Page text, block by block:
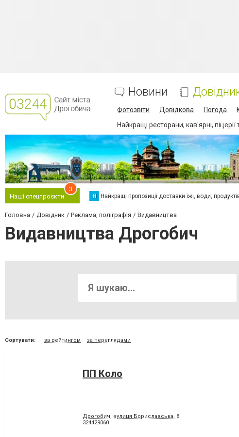
Новини
Фотозвіти Довідкова Погода
Найкращі ресторани, кав'ярні,
Наші спецпроєкти
3
Н Найкращі пропозиції доставки їжі, води, продуктів,
Головна Довідник Реклама, поліграфія Видавництва
Видавництва Дрогобич
Сортувати: за рейтингом за переглядами
ПП Коло
Дрогобич, вулиця Бориславська, 8
324429060